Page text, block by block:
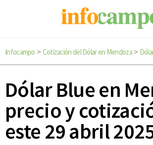
Infocampo > Cotización del Dólar en Mendoza>
Dólar Blue en
precio y
este 29 abril